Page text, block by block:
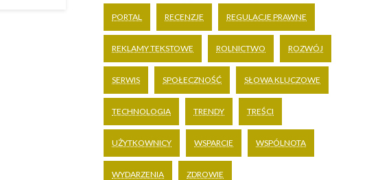
PORTAL RECENZJE REGULACJE PRAWNE
REKLAMY TEKSTOWE ROLNICTWO ROZWÓJ
SERWIS SPOŁECZNOŚĆ SŁOWA KLUCZOWE
TECHNOLOGIA TRENDY TREŚCI
UŻYTKOWNICY WSPARCIE WSPÓLNOTA
WYDARZENIA ZDROWIE